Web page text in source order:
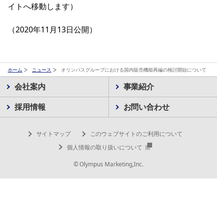
イトへ移動します）
（2020年11月13日公開）
ホーム ニュース オリンパスグループにおける国内販売機能再編の検討開始について
会社案内
事業紹介
採用情報
お問い合わせ
サイトマップ
このウェブサイトのご利用について
個人情報の取り扱いについて
© Olympus Marketing,Inc.